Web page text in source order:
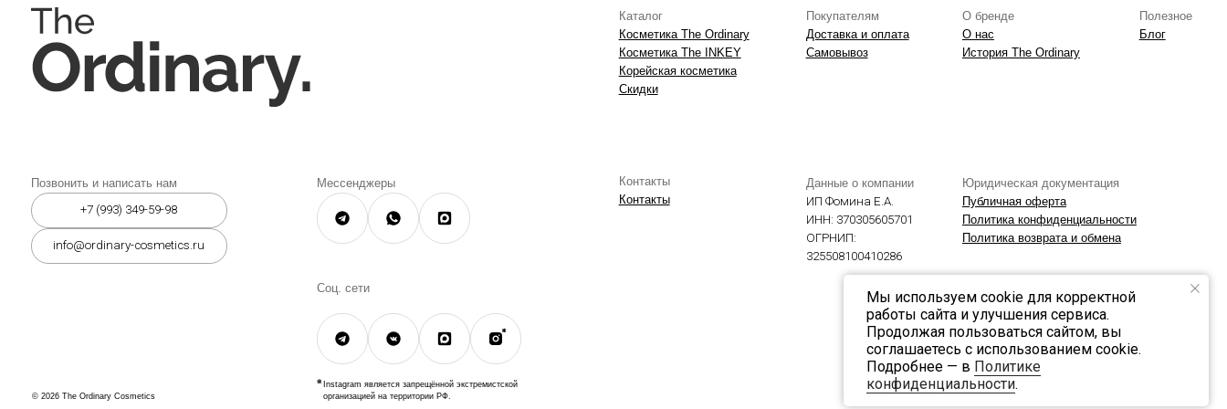
Мы используем cookie для корректной
работы сайта и улучшения сервиса.
Продолжая пользоваться сайтом, вы
соглашаетесь с использованием cookie.
Подробнее — в Политике
конфиденциальности.
© 2026 The Ordinary Cosmetics
Instagram является запрещённой экстремистской
организацией на территории РФ.